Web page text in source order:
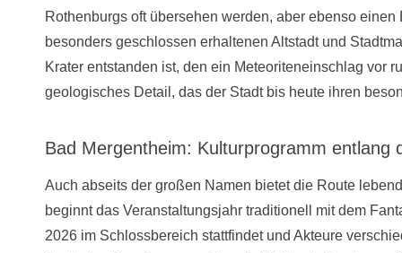
Rothenburgs oft übersehen werden, aber ebenso
besonders geschlossen erhaltenen Altstadt und
Krater entstanden ist, den ein Meteoriteneinschlag vor
geologisches Detail, das der Stadt bis heute ihren
Bad Mergentheim: Kulturprogramm entlang
Auch abseits der großen Namen bietet die Route
beginnt das Veranstaltungsjahr traditionell mit dem
2026 im Schlossbereich stattfindet und Akteure